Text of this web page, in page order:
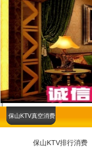
保山KTV真空消费
保山KTV排行消费